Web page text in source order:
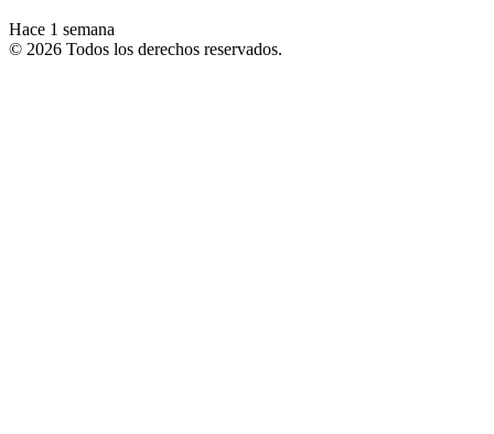
Hace 1 semana
© 2026 Todos los derechos reservados.